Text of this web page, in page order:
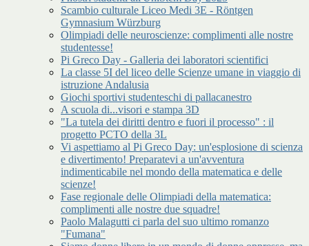
Scambio culturale Liceo Medi 3E - Röntgen
Gymnasium Würzburg
Olimpiadi delle neuroscienze: complimenti alle nostre
studentesse!
Pi Greco Day - Galleria dei laboratori scientifici
La classe 5I del liceo delle Scienze umane in viaggio di
istruzione Andalusia
Giochi sportivi studenteschi di pallacanestro
A scuola di...visori e stampa 3D
"La tutela dei diritti dentro e fuori il processo" : il
progetto PCTO della 3L
Vi aspettiamo al Pi Greco Day: un'esplosione di scienza
e divertimento! Preparatevi a un'avventura
indimenticabile nel mondo della matematica e delle
scienze!
Fase regionale delle Olimpiadi della matematica:
complimenti alle nostre due squadre!
Paolo Malagutti ci parla del suo ultimo romanzo
"Fumana"